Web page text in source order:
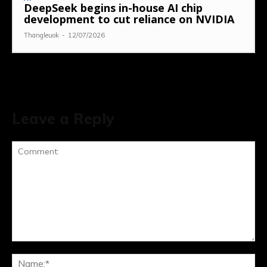
DeepSeek begins in-house AI chip
development to cut reliance on NVIDIA
Thangleuok - 12/07/2026